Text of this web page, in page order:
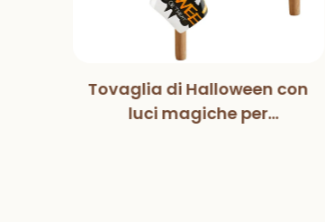
Tovaglia di Halloween con
luci magiche per